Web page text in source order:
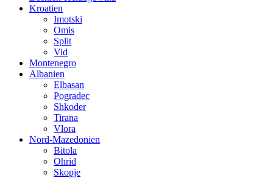
Kroatien
Imotski
Omis
Split
Vid
Montenegro
Albanien
Elbasan
Pogradec
Shkoder
Tirana
Vlora
Nord-Mazedonien
Bitola
Ohrid
Skopje